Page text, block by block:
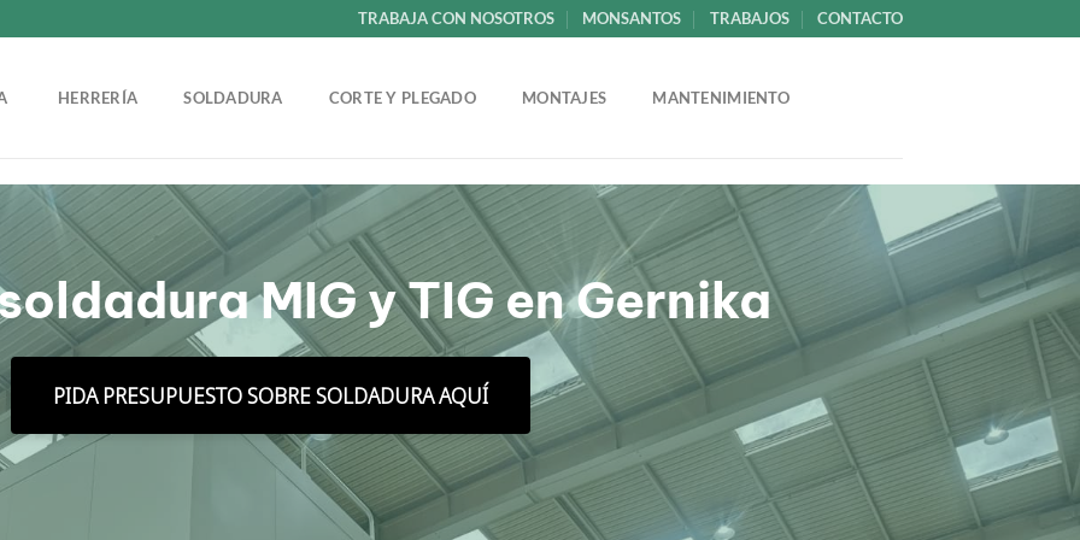
TRABAJA CON NOSOTROS MONSANTOS TRABAJOS CONTACTO
HERRERÍA SOLDADURA CORTE Y PLEGADO MONTAJES MANTENIMIENTO
MIG y TIG en Gernika
PIDA PRESUPUESTO SOBRE SOLDADURA AQUÍ